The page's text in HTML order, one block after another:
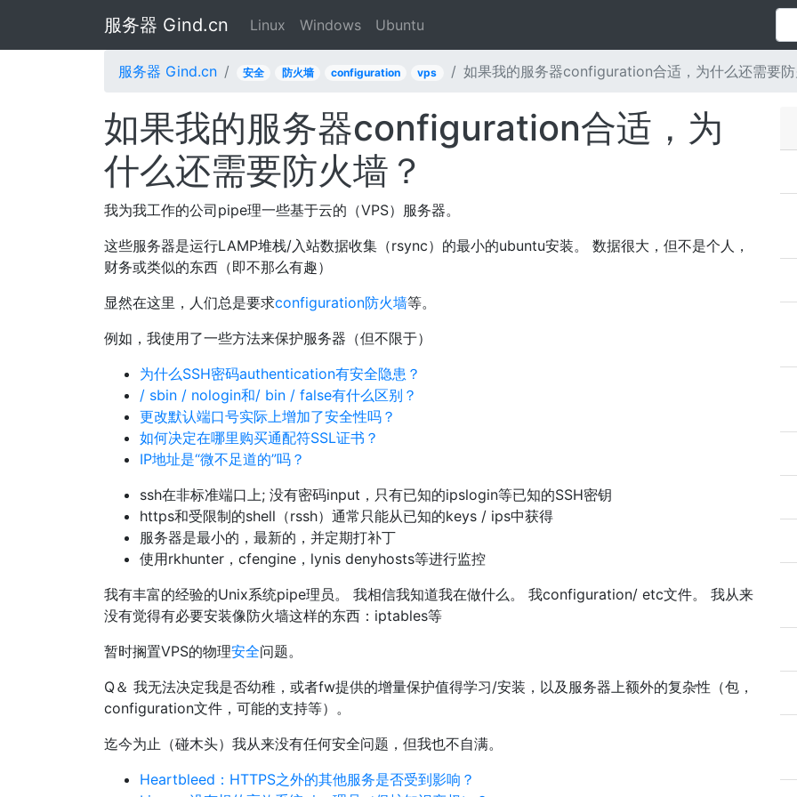
服务器 Gind.cn Linux Windows Ubuntu
服务器 Gind.cn 安全 防火墙 configuration vps 如果我的服务器configuration合适，为什么还需要
如果我的服务器configuration合适，为
什么还需要防火墙？
我为我工作的公司pipe理一些基于云的（VPS）服务器。
这些服务器是运行LAMP堆栈/入站数据收集（rsync）的最小的ubuntu安装。 数据很大，但不是个人，
财务或类似的东西（即不那么有趣）
显然在这里，人们总是要求configuration防火墙等。
例如，我使用了一些方法来保护服务器（但不限于）
为什么SSH密码authentication有安全隐患？
/ sbin / nologin和/ bin / false有什么区别？
更改默认端口号实际上增加了安全性吗？
如何决定在哪里购买通配符SSL证书？
IP地址是“微不足道的”吗？
ssh在非标准端口上; 没有密码input，只有已知的ipslogin等已知的SSH密钥
https和受限制的shell（rssh）通常只能从已知的keys / ips中获得
服务器是最小的，最新的，并定期打补丁
使用rkhunter，cfengine，lynis denyhosts等进行监控
我有丰富的经验的Unix系统pipe理员。 我相信我知道我在做什么。 我configuration/ etc文件。 我从来
没有觉得有必要安装像防火墙这样的东西：iptables等
暂时搁置VPS的物理安全问题。
Q＆ 我无法决定我是否幼稚，或者fw提供的增量保护值得学习/安装，以及服务器上额外的复杂性（包，
configuration文件，可能的支持等）。
迄今为止（碰木头）我从来没有任何安全问题，但我也不自满。
Heartbleed：HTTPS之外的其他服务是否受到影响？